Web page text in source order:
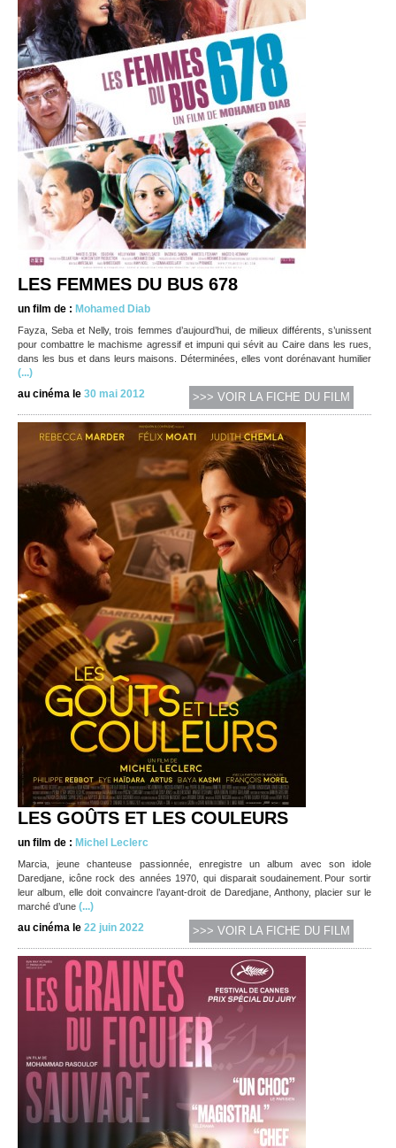
LES FEMMES DU BUS 678
un film de : Mohamed Diab
Fayza, Seba et Nelly, trois femmes d’aujourd’hui, de milieux différents, s’unissent
pour combattre le machisme agressif et impuni qui sévit au Caire dans les rues,
dans les bus et dans leurs maisons. Déterminées, elles vont dorénavant humilier
(...)
au cinéma le 30 mai 2012 >>> VOIR LA FICHE DU FILM
LES GOÛTS ET LES COULEURS
un film de : Michel Leclerc
Marcia, jeune chanteuse passionnée, enregistre un album avec son idole
Daredjane, icône rock des années 1970, qui disparait soudainement. Pour sortir
leur album, elle doit convaincre l’ayant-droit de Daredjane, Anthony, placier sur le
marché d’une (...)
au cinéma le 22 juin 2022 >>> VOIR LA FICHE DU FILM